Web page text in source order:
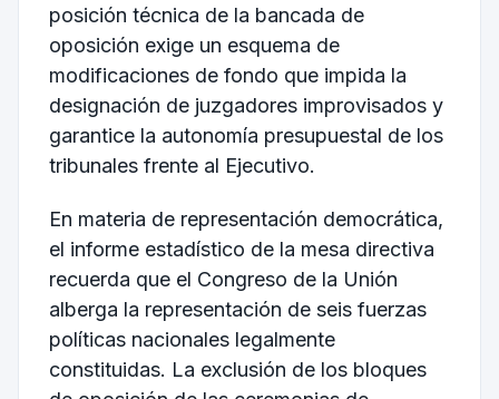
posición técnica de la bancada de
oposición exige un esquema de
modificaciones de fondo que impida la
designación de juzgadores improvisados y
garantice la autonomía presupuestal de los
tribunales frente al Ejecutivo.
En materia de representación democrática,
el informe estadístico de la mesa directiva
recuerda que el Congreso de la Unión
alberga la representación de seis fuerzas
políticas nacionales legalmente
constituidas. La exclusión de los bloques